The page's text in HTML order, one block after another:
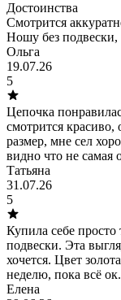
Достоинства
Смотрится
Ношу без подвески,
Ольга
19.07.26
5
Цепочка
смотрится красиво,
размер, мне сел
видно что не самая
Татьяна
31.07.26
5
Купила себе просто
подвески. Эта
хочется. Цвет
неделю, пока всё ок.
Елена